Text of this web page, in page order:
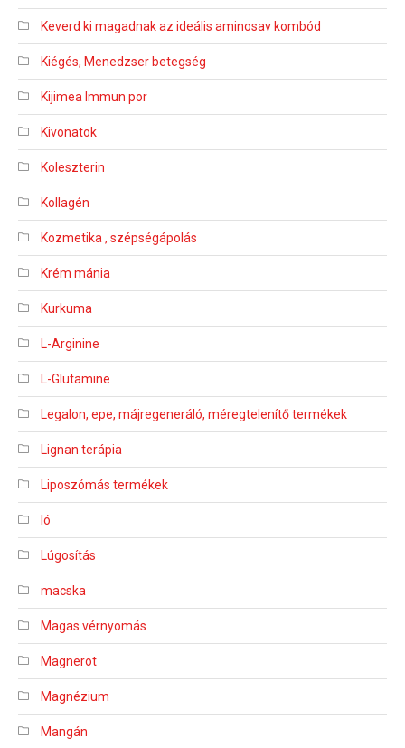
Keverd ki magadnak az ideális aminosav kombód
Kiégés, Menedzser betegség
Kijimea Immun por
Kivonatok
Koleszterin
Kollagén
Kozmetika , szépségápolás
Krém mánia
Kurkuma
L-Arginine
L-Glutamine
Legalon, epe, májregeneráló, méregtelenítő termékek
Lignan terápia
Liposzómás termékek
ló
Lúgosítás
macska
Magas vérnyomás
Magnerot
Magnézium
Mangán